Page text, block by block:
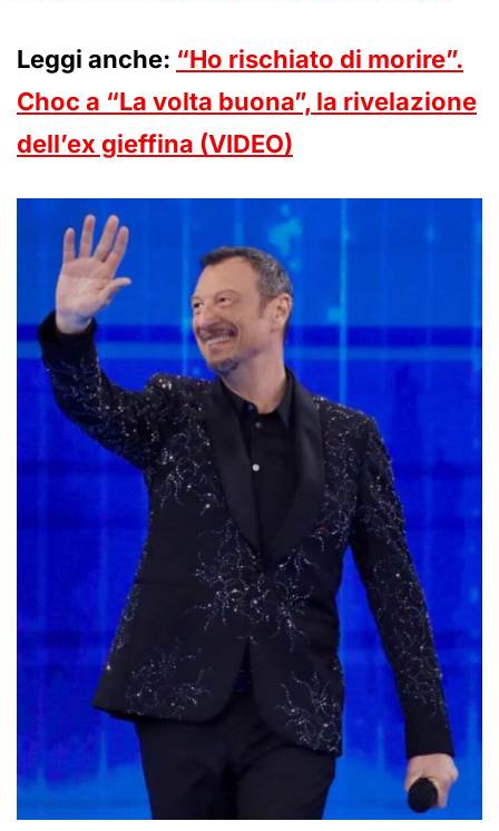
Leggi anche: “Ho rischiato di morire”.
Choc a “La volta buona”, la rivelazione
dell’ex gieffina (VIDEO)